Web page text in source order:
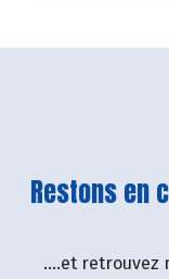
Restons en
....et retrouvez